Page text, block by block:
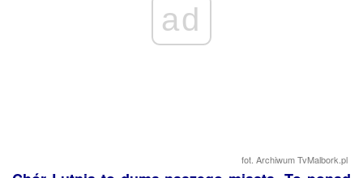
ad
fot. Archiwum TvMalbork.pl